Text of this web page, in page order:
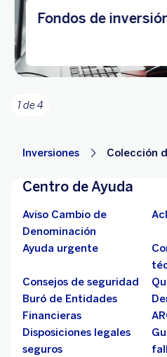
Fondos de
1 de 4
Inversiones Colección
Centro de Ayuda
Aviso Cambio de
Denominación
Ayuda urgente
Consejos de seguridad
Buró de Entidades
Financieras
Disposiciones legales
seguros